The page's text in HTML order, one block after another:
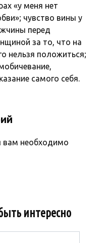
«у меня нет
чувство вины у
перед
за то, что на
нельзя положиться;
самого себя.
вам необходимо
интересно